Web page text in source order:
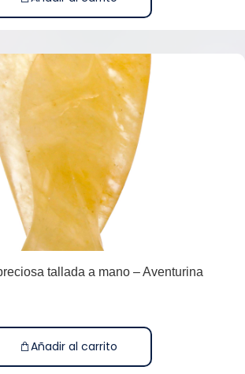
tallada a mano – Aventurina
Añadir al carrito